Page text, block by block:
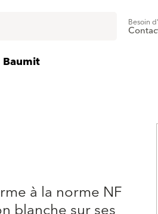
Besoin
Baumit
à la norme NF